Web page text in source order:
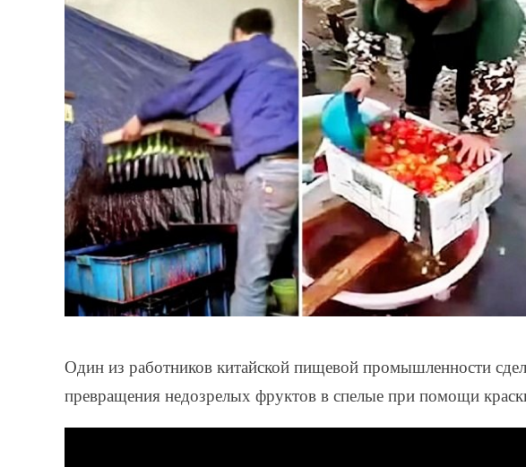
Один из работников китайской пищевой промышленности
превращения недозрелых фруктов в спелые при помощи